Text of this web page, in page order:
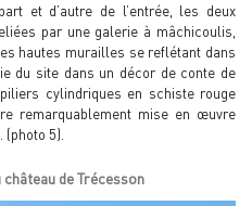
et d’autre de l’entrée, les deux
par une galerie à mâchicoulis,
hautes murailles se reflétant dans
du site dans un décor de conte de
cylindriques en schiste rouge
remarquablement mise en œuvre
5).
de Trécesson